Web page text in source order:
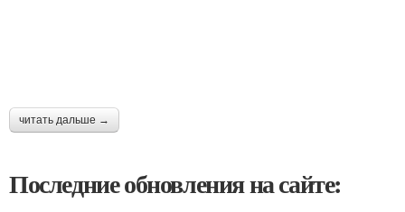
читать дальше →
Последние обновления на сайте: